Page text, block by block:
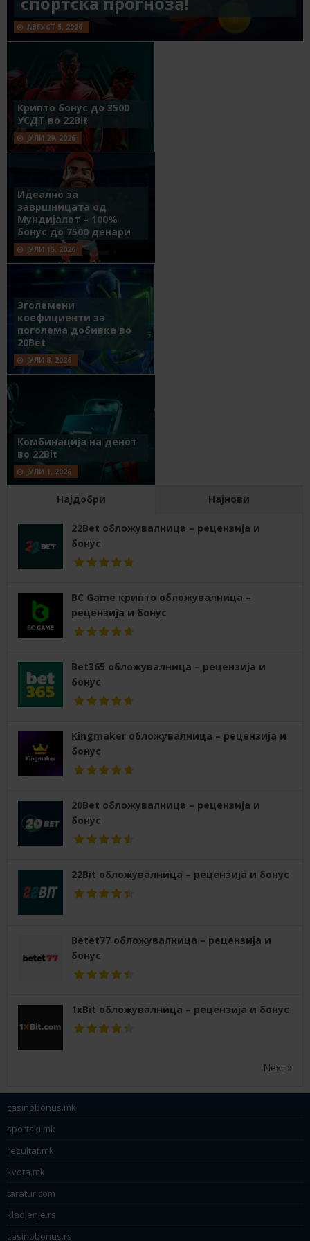
АВГУСТ 5, 2026
Крипто бонус до 3500
УСДТ во 22Bit
ЈУЛИ 29, 2026
Идеално за
завршницата од
Мундијалот – 100%
бонус до 7500 денари
ЈУЛИ 15, 2026
Зголемени
коефициенти за
поголема добивка во
20Bet
ЈУЛИ 8, 2026
Комбинација на денот
во 22Bit
ЈУЛИ 1, 2026
Најдобри Најнови
22Bet обложувалница – рецензија и
бонус
BC Game крипто обложувалница –
рецензија и бонус
Bet365 обложувалница – рецензија и
бонус
Kingmaker обложувалница – рецензија и
бонус
20Bet обложувалница – рецензија и
бонус
22Bit обложувалница – рецензија и бонус
Betet77 обложувалница – рецензија и
бонус
1xBit обложувалница – рецензија и бонус
Next »
casinobonus.mk
sportski.mk
rezultat.mk
kvota.mk
taratur.com
kladjenje.rs
casinobonus.rs